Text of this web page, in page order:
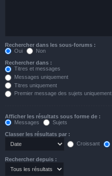
Rechercher dans les sous-forums :
Oui
Non
Rechercher dans :
Titres et messages
Messages uniquement
Titres uniquement
Premier message des sujets uniquement
Afficher les résultats sous forme de :
Messages
Sujets
Classer les résultats par :
Croissant
Rechercher depuis :